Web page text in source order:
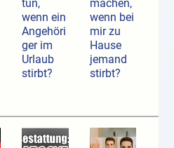
tun,
wenn ein
Angehöri
ger im
Urlaub
stirbt?
machen,
wenn bei
mir zu
Hause
jemand
stirbt?